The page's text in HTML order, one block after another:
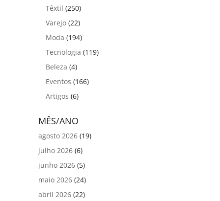
Têxtil (250)
Varejo (22)
Moda (194)
Tecnologia (119)
Beleza (4)
Eventos (166)
Artigos (6)
MÊS/ANO
agosto 2026 (19)
julho 2026 (6)
junho 2026 (5)
maio 2026 (24)
abril 2026 (22)